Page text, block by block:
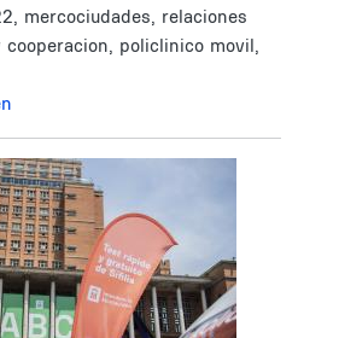
mercociudades, relaciones
policlinico movil,